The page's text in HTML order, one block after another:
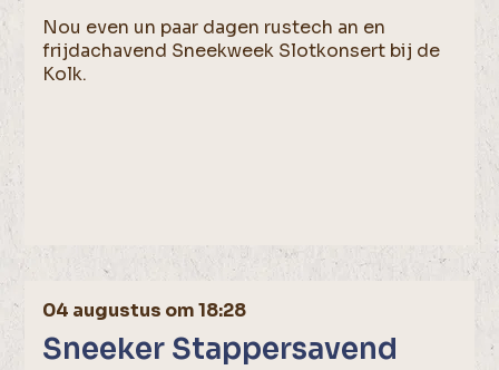
Nou even un paar dagen rustech an en
frijdachavend Sneekweek Slotkonsert bij de
Kolk.
04 augustus om 18:28
Sneeker Stappersavend